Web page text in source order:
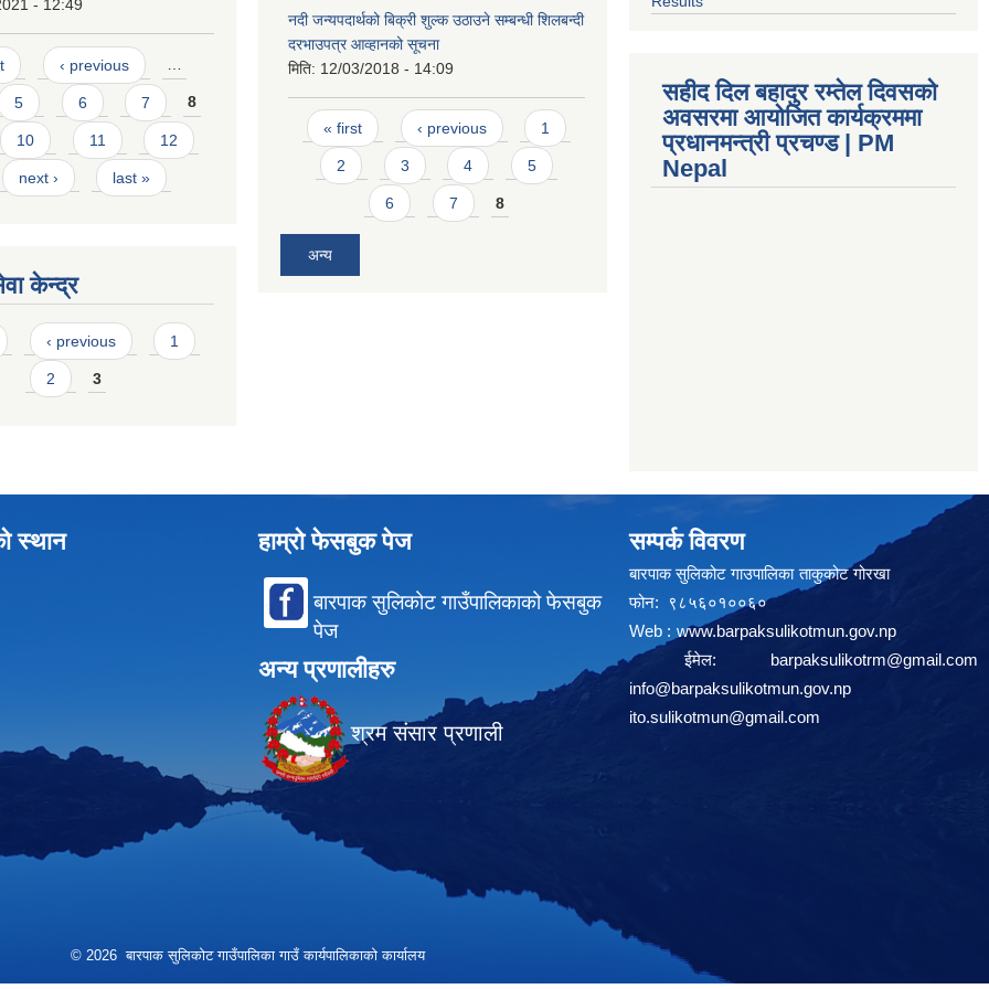
- 12:49
‹ previous …
5 6 7 8
10 11 12
next › last »
केन्द्र
‹ previous 1
2 3
नदी जन्यपदार्थको बिक्री शुल्क उठाउने सम्बन्धी शिलबन्दी
दरभाउपत्र आव्हानको सूचना
मिति: 12/03/2018 - 14:09
Pages
« first ‹ previous 1
2 3 4 5
6 7 8
अन्य
सहीद दिल बहादुर रम्तेल दिवसको
अवसरमा आयोजित कार्यक्रममा
प्रधानमन्त्री प्रचण्ड | PM
Nepal
स्थान हाम्रो फेसबुक पेज
बारपाक सुलिकोट गाउँपालिकाको फेसबुक
पेज
अन्य प्रणालीहरु
श्रम संसार प्रणाली
सम्पर्क विवरण
बारपाक सुलिकोट गाउपालिका ताकुकोट गोरखा
फोन: ९८५६०१००६०
Web : www.barpaksulikotmun.gov.np
ईमेल: barpaksulikotrm@gmail.com
info@barpaksulikotmun.gov.np
ito.sulikotmun@gmail.com
© 2026 बारपाक सुलिकोट गाउँपालिका गाउँ कार्यपालिकाको कार्यालय